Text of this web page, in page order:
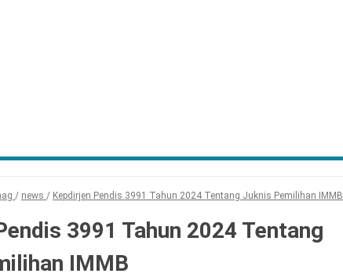
/ news / Kepdirjen Pendis 3991 Tahun 2024 Tentang Juknis Pemilihan IMMB
3991 Tahun 2024 Tentang
IMMB